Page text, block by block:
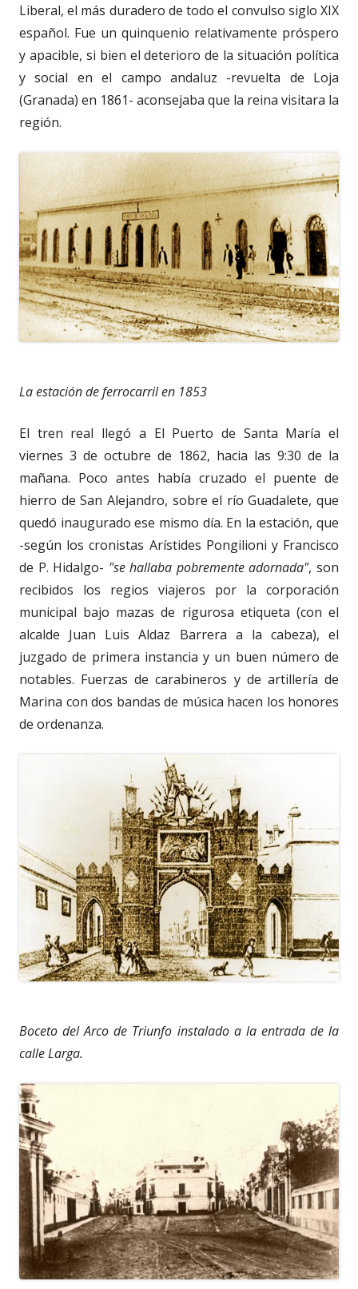
Liberal, el más duradero de todo el convulso siglo XIX
español. Fue un quinquenio relativamente próspero
y apacible, si bien el deterioro de la situación política
y social en el campo andaluz -revuelta de Loja
(Granada) en 1861- aconsejaba que la reina visitara la
región.
La estación de ferrocarril en 1853
El tren real llegó a El Puerto de Santa María el
viernes 3 de octubre de 1862, hacia las 9:30 de la
mañana. Poco antes había cruzado el puente de
hierro de San Alejandro, sobre el río Guadalete, que
quedó inaugurado ese mismo día. En la estación, que
-según los cronistas Arístides Pongilioni y Francisco
de P. Hidalgo- "se hallaba pobremente adornada", son
recibidos los regios viajeros por la corporación
municipal bajo mazas de rigurosa etiqueta (con el
alcalde Juan Luis Aldaz Barrera a la cabeza), el
juzgado de primera instancia y un buen número de
notables. Fuerzas de carabineros y de artillería de
Marina con dos bandas de música hacen los honores
de ordenanza.
Boceto del Arco de Triunfo instalado a la entrada de la
calle Larga.